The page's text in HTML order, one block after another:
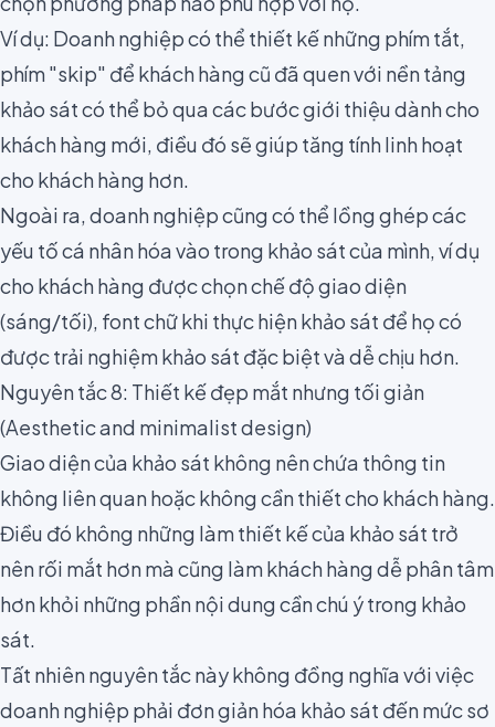
Ví dụ: Doanh nghiệp có thể thiết kế những phím tắt,
phím "skip" để khách hàng cũ đã quen với nền tảng
khảo sát có thể bỏ qua các bước giới thiệu dành cho
khách hàng mới, điều đó sẽ giúp tăng tính linh hoạt
cho khách hàng hơn.
Ngoài ra, doanh nghiệp cũng có thể lồng ghép các
yếu tố cá nhân hóa vào trong khảo sát của mình, ví dụ
cho khách hàng được chọn chế độ giao diện
(sáng/tối), font chữ khi thực hiện khảo sát để họ có
được trải nghiệm khảo sát đặc biệt và dễ chịu hơn.
Nguyên tắc 8: Thiết kế đẹp mắt nhưng tối giản
(Aesthetic and minimalist design)
Giao diện của khảo sát không nên chứa thông tin
không liên quan hoặc không cần thiết cho khách hàng.
Điều đó không những làm thiết kế của khảo sát trở
nên rối mắt hơn mà cũng làm khách hàng dễ phân tâm
hơn khỏi những phần nội dung cần chú ý trong khảo
sát.
Tất nhiên nguyên tắc này không đồng nghĩa với việc
doanh nghiệp phải đơn giản hóa khảo sát đến mức sơ